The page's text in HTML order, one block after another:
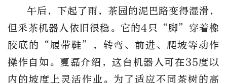
午后，下起了雨，茶园的泥巴路变得湿滑，
但采茶机器人依旧很稳。它的4只“脚”穿着橡
胶底的“履带鞋”，转弯、前进、爬坡等动作
操作自如。夏磊介绍，这台机器人可在35度以
内的坡度上灵活作业。为了适应不同茶树的高